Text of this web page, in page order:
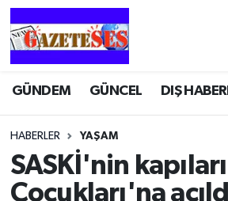
GÜNDEM GÜNCEL DIŞ
HABERLER YAŞAM
SASKİ'nin
Çocukları'na